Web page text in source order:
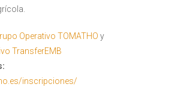
Operativo TOMATHO y
TransferEMB
inscripciones/